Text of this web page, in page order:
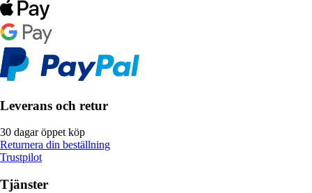
Leverans och retur
30 dagar öppet köp
Returnera din beställning
Trustpilot
Tjänster